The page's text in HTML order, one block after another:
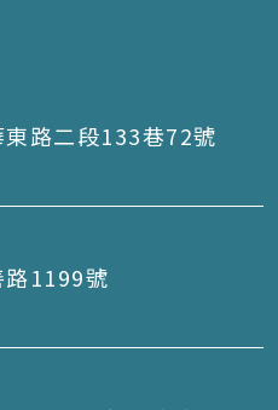
路二段133巷72號
1199號